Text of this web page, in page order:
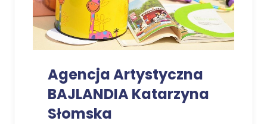
Agencja Artystyczna
BAJLANDIA Katarzyna
Słomska